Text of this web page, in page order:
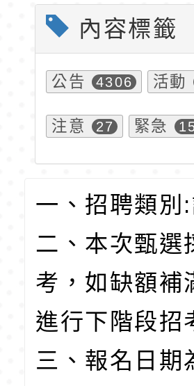
內容標籤
公告 4306 活動
注意 27 緊急
一、招聘類別 :
二、本次甄選
考，如缺額補
進行下階段招
三、報名日期